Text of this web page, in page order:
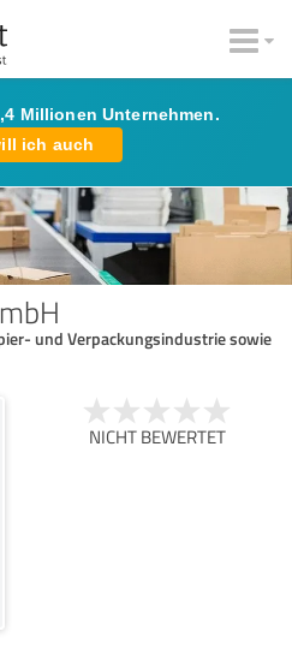
Millionen Unternehmen.
ich auch
und Verpackungsindustrie sowie
NICHT BEWERTET